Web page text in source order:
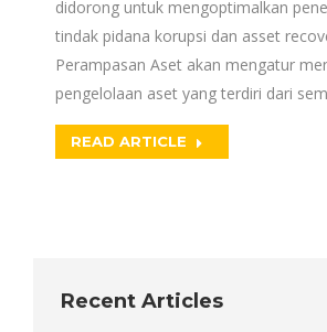
didorong untuk mengoptimalkan
tindak pidana korupsi dan asset
Perampasan Aset akan mengatur
pengelolaan aset yang terdiri dari
READ ARTICLE
Recent Articles